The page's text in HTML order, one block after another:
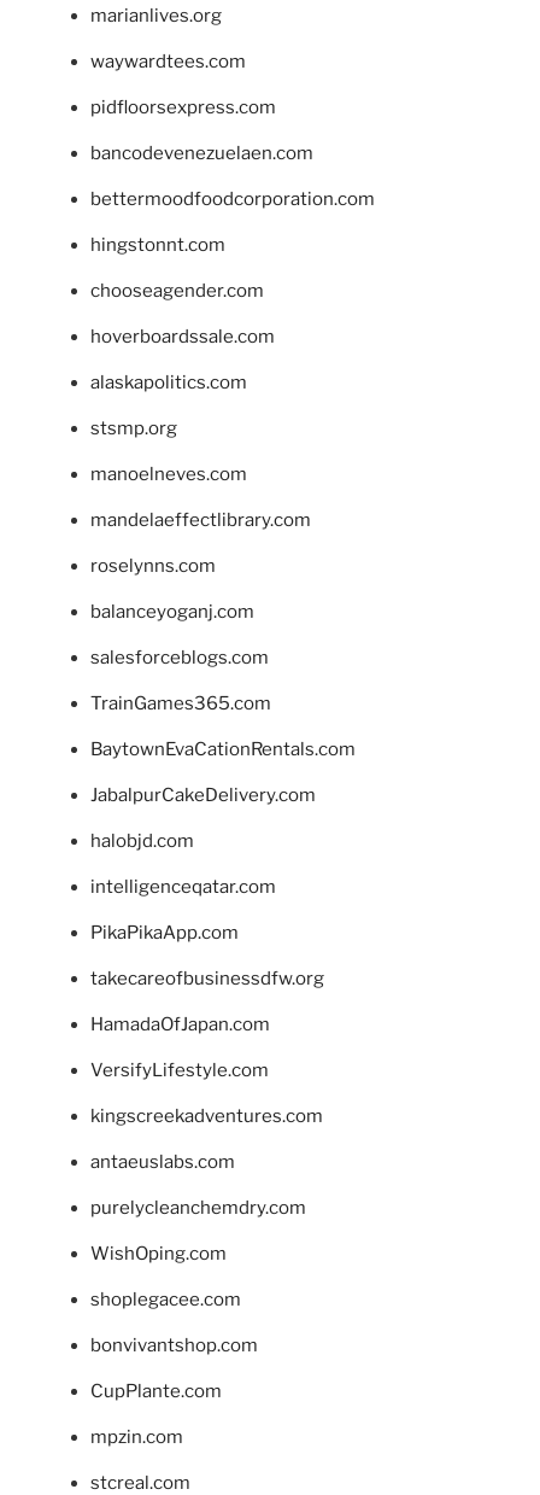
marianlives.org
waywardtees.com
pidfloorsexpress.com
bancodevenezuelaen.com
bettermoodfoodcorporation.com
hingstonnt.com
chooseagender.com
hoverboardssale.com
alaskapolitics.com
stsmp.org
manoelneves.com
mandelaeffectlibrary.com
roselynns.com
balanceyoganj.com
salesforceblogs.com
TrainGames365.com
BaytownEvaCationRentals.com
JabalpurCakeDelivery.com
halobjd.com
intelligenceqatar.com
PikaPikaApp.com
takecareofbusinessdfw.org
HamadaOfJapan.com
VersifyLifestyle.com
kingscreekadventures.com
antaeuslabs.com
purelycleanchemdry.com
WishOping.com
shoplegacee.com
bonvivantshop.com
CupPlante.com
mpzin.com
stcreal.com